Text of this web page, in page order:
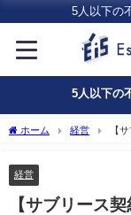
5人以下の
5人以下の
ホーム 経営
【
経営
【サブリース